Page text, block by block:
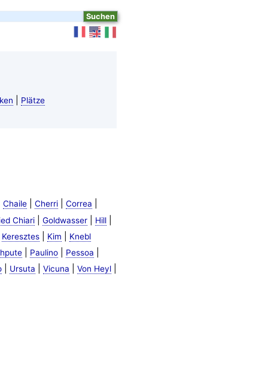
Plätze
Chaile| Cherri| Correa
Chiari| Goldwasser| Hill|
Keresztes| Kim
Knebl
| Paulino| Pessoa
| Ursuta Vicuna Von Heyl|